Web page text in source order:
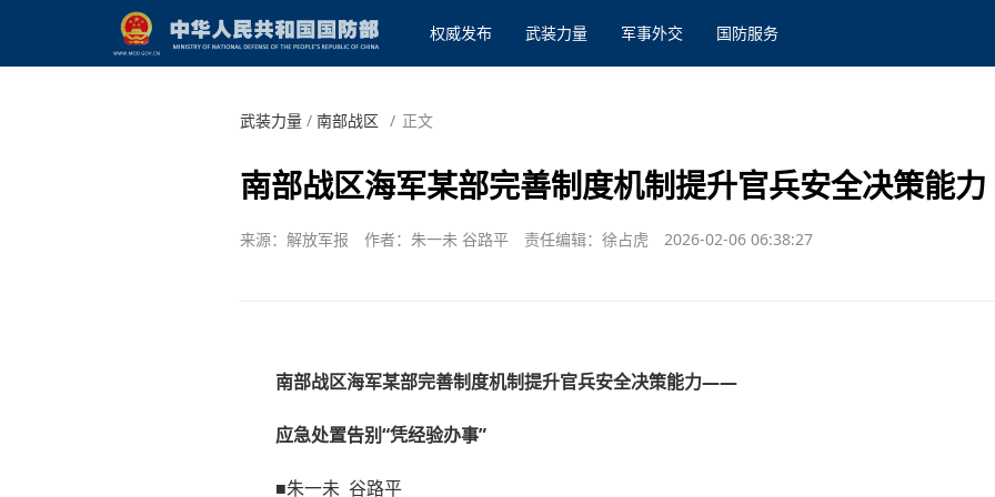
权威发布 武装力量 军事外交 国防服务
武装力量/ 南部战区 / 正文
南部战区海军某部完善制度机制提升官兵安全决策能力
来源：解放军报 作者：朱一未 谷路平 责任编辑：徐占虎 2026-02-06 06:38:27
南部战区海军某部完善制度机制提升官兵安全决策能力——
应急处置告别“凭经验办事”
■朱一未 谷路平